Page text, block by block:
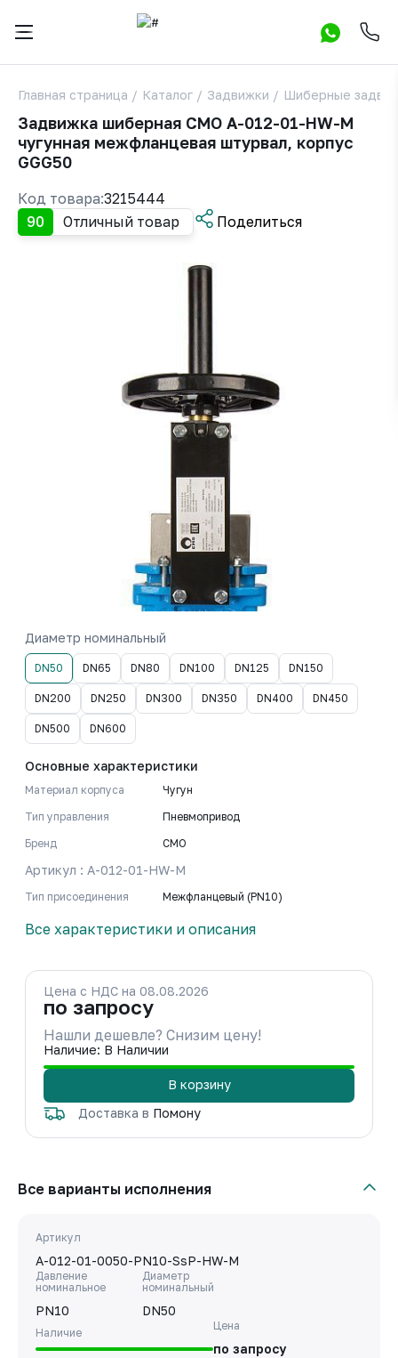
Главная страница / Каталог / Задвижки / Шиберные
Задвижка шиберная СМО A-012-01-HW-M
чугунная межфланцевая штурвал, корпус
GGG50
90 Отличный товар Поделиться
Код товара:3215444
Диаметр номинальный
DN50 DN65 DN80 DN100 DN125 DN150
DN200 DN250 DN300 DN350 DN400 DN450
DN500 DN600
Основные характеристики
Материал корпуса
Чугун
Тип управления
Пневмопривод
Бренд
CMO
Артикул : A-012-01-HW-M
Тип присоединения Межфланцевый (PN10)
Все характеристики и описания
Цена с НДС на 08.08.2026
по запросу
Нашли дешевле? Снизим цену!
Наличие: В Наличии
В корзину
Доставка в Помону
Все варианты исполнения
Артикул
A-012-01-0050-PN10-SsP-HW-M
Давление
номинальное
PN10
Диаметр
номинальный
DN50
Наличие
Цена
по запросу